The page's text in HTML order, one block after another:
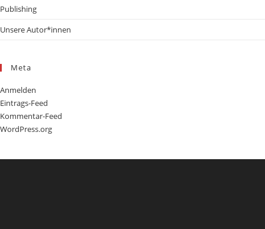
Publishing
Unsere Autor*innen
Meta
Anmelden
Eintrags-Feed
Kommentar-Feed
WordPress.org